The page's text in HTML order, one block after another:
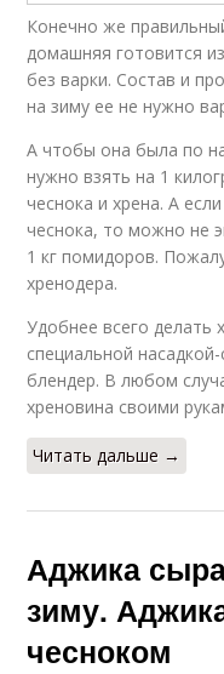
Конечно же
домашняя готовится
без варки. Состав и
на зиму ее не нужно
А чтобы она была по
нужно взять на 1
чеснока и хрена. А
чеснока, то можно не
1 кг помидоров.
хренодера.
Удобнее всего делать
специальной
блендер. В любом
хреновина своими
Читать дальше →
Аджика
зиму.
чесноком